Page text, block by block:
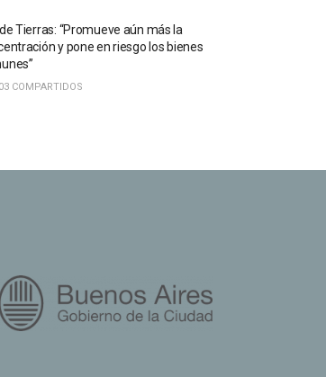
Tierras: “Promueve aún más la
y pone en riesgo los bienes
COMPARTIDOS